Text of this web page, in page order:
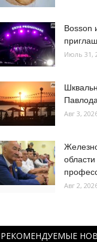
Bosson
Июль 31,
Авг 3,
Авг 2,
РЕКОМЕНДУЕМЫЕ